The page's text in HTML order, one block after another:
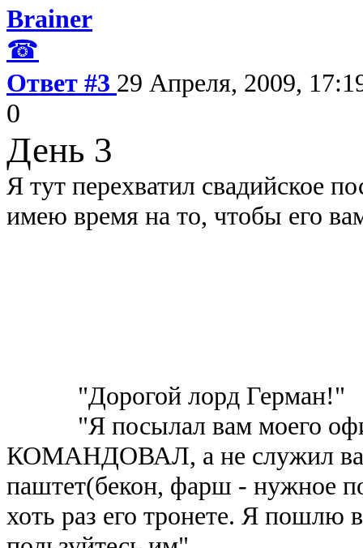
Brainer
☎
Ответ #3 29 Апреля, 2009,
0
День 3
Я тут перехватил свадийское
имею время на то, чтобы его
"Дорогой лорд Герман!"
"Я посылал вам моего
КОМАНДОВАЛ, а не служил вам
паштет(бекон, фарш - нужное
хоть раз его тронете. Я пошлю